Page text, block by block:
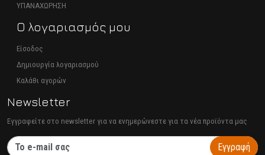
ΥΠΑΝΑΧΩΡΗΣΗ
Ο λογαριασμός μου
Είσοδος
Δημιουργία λογαριασμού
Καλάθι αγορών
Newsletter
Εγγραφείτε στο newsletter για να ενημερώνεστε για τα νέα προϊόντα μας
Εγγραφή